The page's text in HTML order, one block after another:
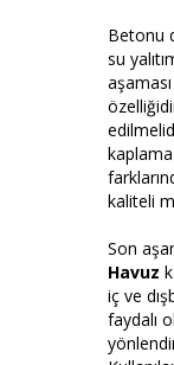
Betonu
su
kaplama
kaliteli
Son
Havuz
iç ve
faydalı